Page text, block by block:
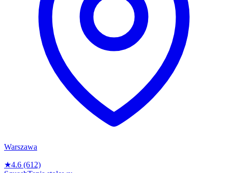
Warszawa
★4.6 (612)